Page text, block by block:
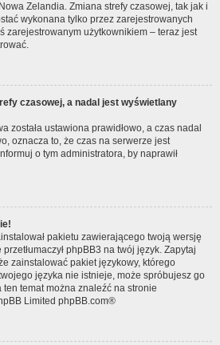
Zelandia. Zmiana strefy czasowej, tak jak i
wykonana tylko przez zarejestrowanych
zarejestrowanym użytkownikiem – teraz jest
czasowej, a nadal jest wyświetlany
została ustawiona prawidłowo, a czas nadal
oznacza to, że czas na serwerze jest
o tym administratora, by naprawił
pakietu zawierającego twoją wersję
phpBB3 na twój język. Zapytaj
zainstalować pakiet językowy, którego
języka nie istnieje, może spróbujesz go
temat można znaleźć na stronie
Limited phpBB.com®